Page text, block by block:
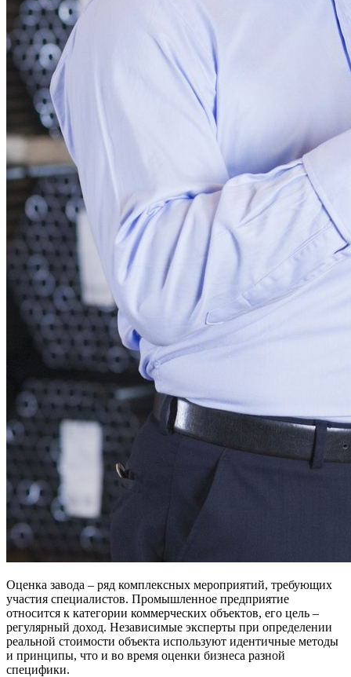
Оценка завода – ряд комплексных мероприятий, требующих
участия специалистов. Промышленное предприятие
относится к категории коммерческих объектов, его цель –
регулярный доход. Независимые эксперты при определении
реальной стоимости объекта используют идентичные методы
и принципы, что и во время оценки бизнеса разной
специфики.